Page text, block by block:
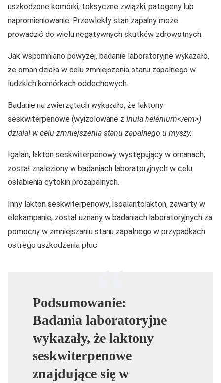
uszkodzone komórki, toksyczne związki, patogeny lub
napromieniowanie. Przewlekły stan zapalny może
prowadzić do wielu negatywnych skutków zdrowotnych.
Jak wspomniano powyżej, badanie laboratoryjne wykazało,
że oman działa w celu zmniejszenia stanu zapalnego w
ludzkich komórkach oddechowych.
Badanie na zwierzętach wykazało, że laktony
seskwiterpenowe (wyizolowane z Inula helenium</em>)
działał w celu zmniejszenia stanu zapalnego u myszy.
Igalan, lakton seskwiterpenowy występujący w omanach,
został znaleziony w badaniach laboratoryjnych w celu
osłabienia cytokin prozapalnych.
Inny lakton seskwiterpenowy, Isoalantolakton, zawarty w
elekampanie, został uznany w badaniach laboratoryjnych za
pomocny w zmniejszaniu stanu zapalnego w przypadkach
ostrego uszkodzenia płuc.
Podsumowanie:
Badania laboratoryjne
wykazały, że laktony
seskwiterpenowe
znajdujące się w